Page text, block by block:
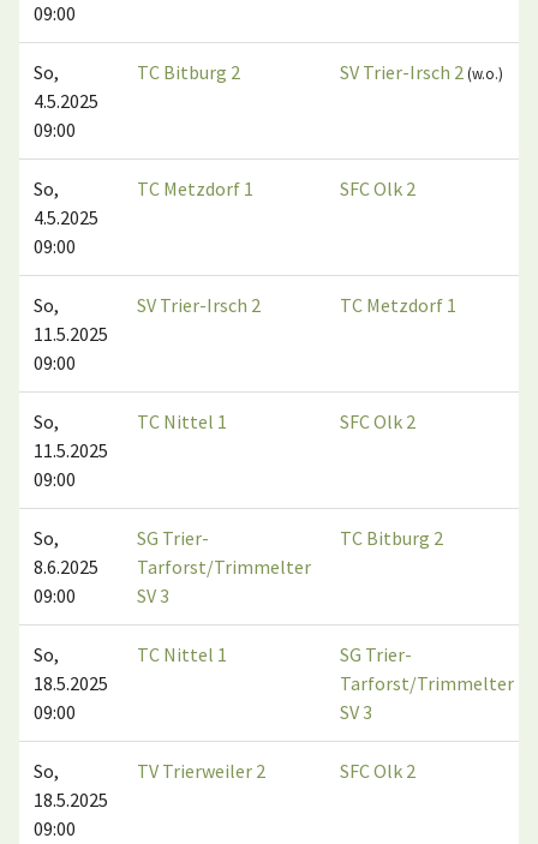
09:00
So,
4.5.2025
09:00
TC Bitburg 2 SV Trier-Irsch 2(w.o.)
So,
4.5.2025
09:00
TC Metzdorf 1 SFC Olk 2
So,
11.5.2025
09:00
SV Trier-Irsch 2 TC Metzdorf 1
So,
11.5.2025
09:00
TC Nittel 1 SFC Olk 2
So,
8.6.2025
09:00
SG Trier-
Tarforst/Trimmelter
SV 3
TC Bitburg 2
So,
18.5.2025
09:00
TC Nittel 1
SG Trier-
Tarforst/Trimmelter
SV 3
So,
18.5.2025
09:00
TV Trierweiler 2 SFC Olk 2